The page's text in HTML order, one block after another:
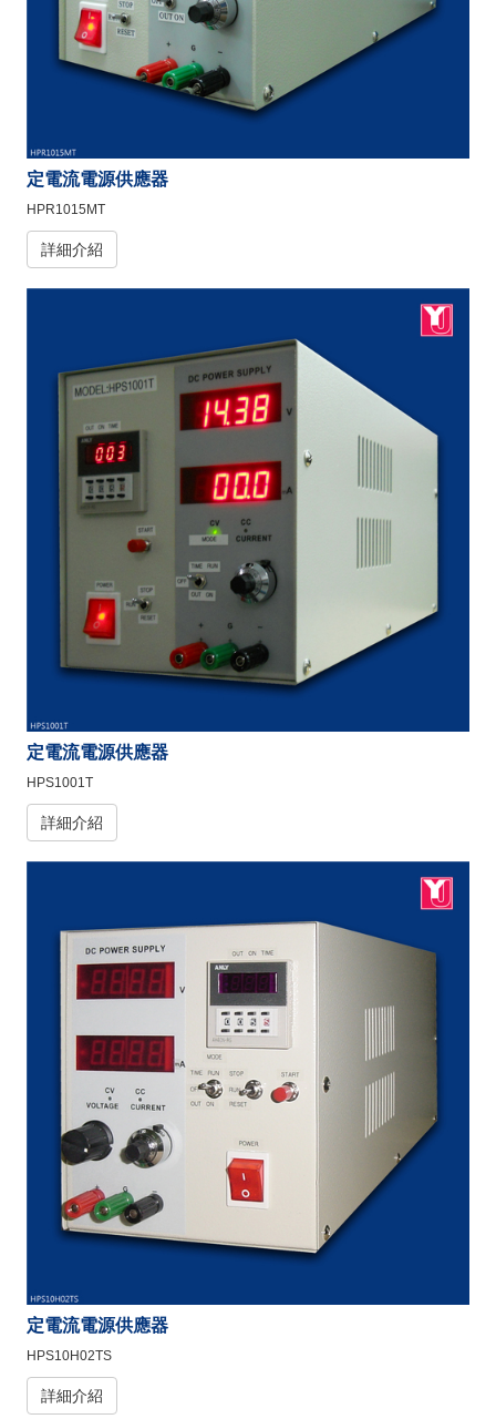
定電流電源供應器
HPR1015MT
詳細介紹
定電流電源供應器
HPS1001T
詳細介紹
定電流電源供應器
HPS10H02TS
詳細介紹